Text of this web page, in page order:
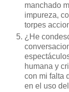
manchado
impureza,
torpes
¿He
humana y
con mi falta
en el uso